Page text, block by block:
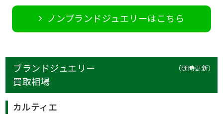
ノンブランドジュエリーはこちら
ブランドジュエリー
買取相場
（随時更新）
カルティエ